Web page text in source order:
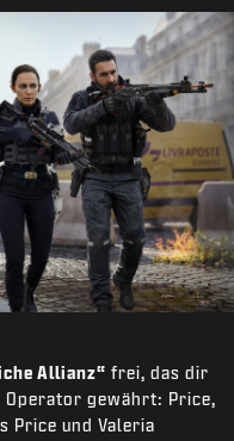
Allianz“ frei, das dir
gewährt: Price,
Price und Valeria